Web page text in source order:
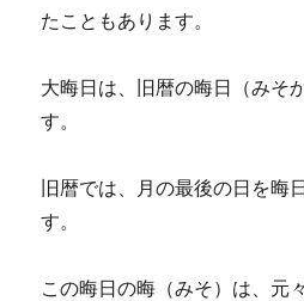
たこともあります。
大晦日は、旧暦の晦日（みそ
す。
旧暦では、月の最後の日を晦
す。
この晦日の晦（みそ）は、元